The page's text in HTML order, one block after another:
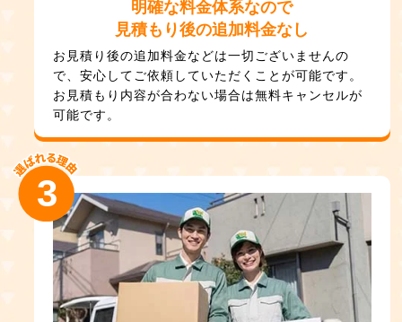
明確な料金体系なので
見積もり後の追加料金なし
お見積り後の追加料金などは一切ございませんの
で、安心してご依頼していただくことが可能です。
お見積もり内容が合わない場合は無料キャンセルが
可能です。
3